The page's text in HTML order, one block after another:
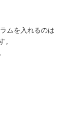
ムを入れるのは
。